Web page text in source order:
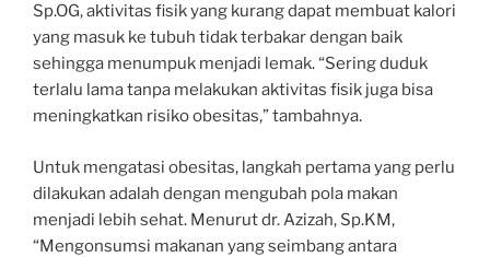
Sp.OG, aktivitas fisik yang kurang dapat membuat kalori
yang masuk ke tubuh tidak terbakar dengan baik
sehingga menumpuk menjadi lemak. “Sering duduk
terlalu lama tanpa melakukan aktivitas fisik juga bisa
meningkatkan risiko obesitas,” tambahnya.
Untuk mengatasi obesitas, langkah pertama yang perlu
dilakukan adalah dengan mengubah pola makan
menjadi lebih sehat. Menurut dr. Azizah, Sp.KM,
“Mengonsumsi makanan yang seimbang antara